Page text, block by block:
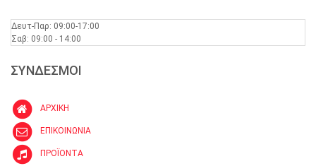
Δευτ-Παρ: 09:00-17:00
Σαβ: 09:00 - 14:00
ΣΥΝΔΕΣΜΟΙ
ΑΡΧΙΚΗ
ΕΠΙΚΟΙΝΩΝΙΑ
ΠΡΟΪΟΝΤΑ